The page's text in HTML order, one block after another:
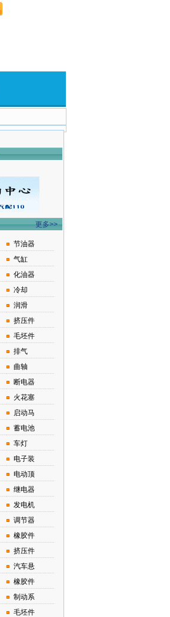
更多>>
节油器
气缸
化油器
冷却
润滑
挤压件
毛坯件
排气
曲轴
断电器
火花塞
启动马
蓄电池
车灯
电子装
电动顶
继电器
发电机
调节器
橡胶件
挤压件
汽车悬
橡胶件
制动系
毛坯件